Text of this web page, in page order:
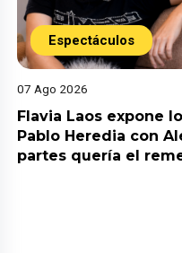
Espectáculos
07 Ago 2026
Flavia Laos expone
Pablo Heredia con
partes quería el